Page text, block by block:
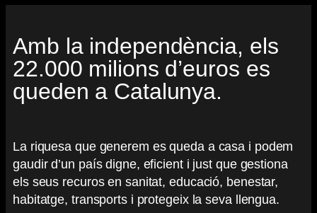
Amb la independència, els
22.000 milions d’euros es
queden a Catalunya.
La riquesa que generem es queda a casa i podem
gaudir d’un país digne, eficient i just que gestiona
els seus recuros en sanitat, educació, benestar,
habitatge, transports i protegeix la seva llengua.